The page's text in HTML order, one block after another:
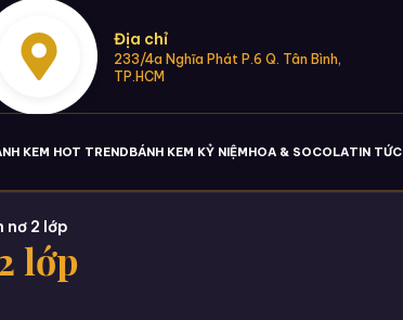
Địa chỉ
233/4a Nghĩa Phát P.6 Q. Tân Bình,
TP.HCM
KEM HOT TRENDBÁNH KEM KỶ NIỆMHOA & SOCOLATIN TỨC
nơ 2 lớp
lớp